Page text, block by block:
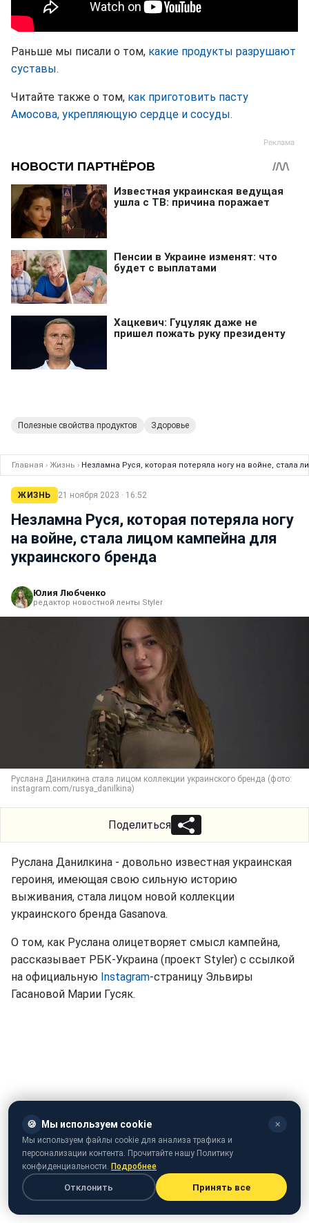
Раньше мы писали о том, какие продукты разрушают
суставы.
Читайте также о том, как приготовить пасту
Амосова, укрепляющую сердце и сосуды.
Полезные свойства продуктов Здоровье
Главная › Жизнь › Незламна Руся, которая потеряла ногу на войне, стала
ЖИЗНЬ 21 ноября 2023 · 16:52
Незламна Руся, которая потеряла ногу
на войне, стала лицом кампейна для
украинского бренда
Юлия Любченко
редактор новостной ленты Styler
Руслана Данилкина стала лицом коллекции украинского бренда (фото:
instagram.com/rusya_danilkina)
Поделиться
Руслана Данилкина - довольно известная украинская
героиня, имеющая свою сильную историю
выживания, стала лицом новой коллекции
украинского бренда Gasanova.
О том, как Руслана олицетворяет смысл кампейна,
рассказывает РБК-Украина (проект Styler) с ссылкой
на официальную Instagram-страницу Эльвиры
Гасановой Марии Гусяк.
🍪 Мы используем cookie ✕
Мы используем файлы cookie для анализа трафика и
персонализации контента. Прочитайте нашу Политику
конфиденциальности. Подробнее
Отклонить Принять все